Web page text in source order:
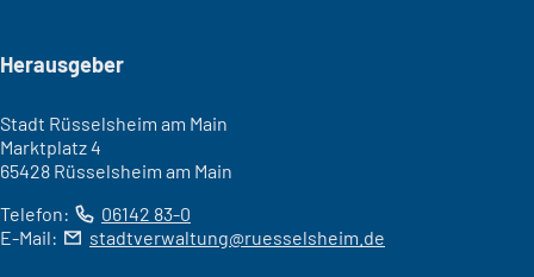
Seitenfuß
Herausgeber
Stadt Rüsselsheim am Main
Marktplatz 4
65428 Rüsselsheim am Main
Telefon:
06142 83-0
E-Mail:
stadtverwaltung ruesselsheim de